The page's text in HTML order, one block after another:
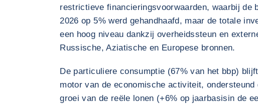
restrictieve financieringsvoorwaarden, waarbij de
2026 op 5% werd gehandhaafd, maar de totale
een hoog niveau dankzij overheidssteun en
Russische, Aziatische en Europese bronnen.
De particuliere consumptie (67% van het bbp)
motor van de economische activiteit, ondersteund
groei van de reële lonen (+6% op jaarbasisin de